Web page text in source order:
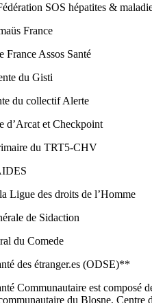
SOS hépatites &
France
France Assos Santé
du Gisti
du collectif Alerte
d’Arcat et Checkpoint
du TRT5-CHV
Ligue des droits de l’Homme
de Sidaction
du Comede
des étranger.es (ODSE)**
Communautaire est
du Blosne,